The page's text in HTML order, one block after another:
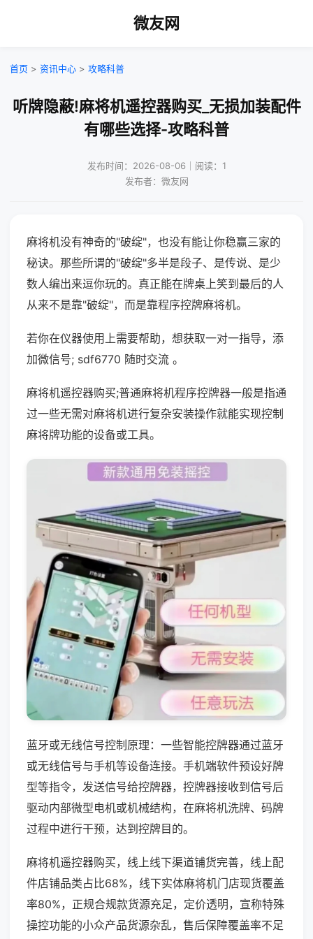
微友网
首页 > 资讯中心 > 攻略科普
听牌隐蔽!麻将机遥控器购买_无损加装配件
有哪些选择-攻略科普
发布时间：2026-08-06｜阅读：1
发布者：微友网
麻将机没有神奇的"破绽"，也没有能让你稳赢三家的
秘诀。那些所谓的"破绽"多半是段子、是传说、是少
数人编出来逗你玩的。真正能在牌桌上笑到最后的人
从来不是靠"破绽"，而是靠程序控牌麻将机。
若你在仪器使用上需要帮助，想获取一对一指导，添
加微信号; sdf6770 随时交流 。
麻将机遥控器购买;普通麻将机程序控牌器一般是指通
过一些无需对麻将机进行复杂安装操作就能实现控制
麻将牌功能的设备或工具。
蓝牙或无线信号控制原理：一些智能控牌器通过蓝牙
或无线信号与手机等设备连接。手机端软件预设好牌
型等指令，发送信号给控牌器，控牌器接收到信号后
驱动内部微型电机或机械结构，在麻将机洗牌、码牌
过程中进行干预，达到控牌目的。
麻将机遥控器购买，线上线下渠道铺货完善，线上配
件店铺品类占比68%，线下实体麻将机门店现货覆盖
率80%，正规合规款货源充足，定价透明，宣称特殊
操控功能的小众产品货源杂乱，售后保障覆盖率不足